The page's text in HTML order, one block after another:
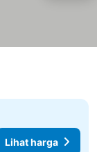
Lihat harga